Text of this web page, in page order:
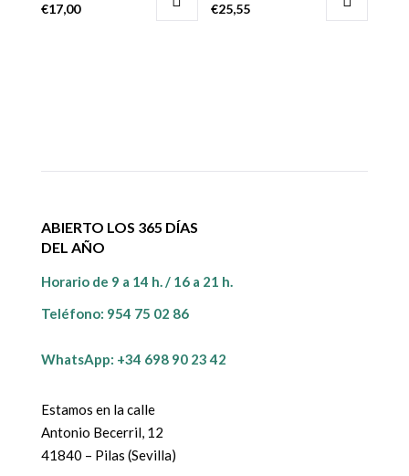
€17,00 €25,55
ABIERTO LOS 365 DÍAS
DEL AÑO
Horario de 9 a 14 h. / 16 a 21 h.
Teléfono: 954 75 02 86
WhatsApp: +34 698 90 23 42
Estamos en la calle
Antonio Becerril, 12
41840 – Pilas (Sevilla)